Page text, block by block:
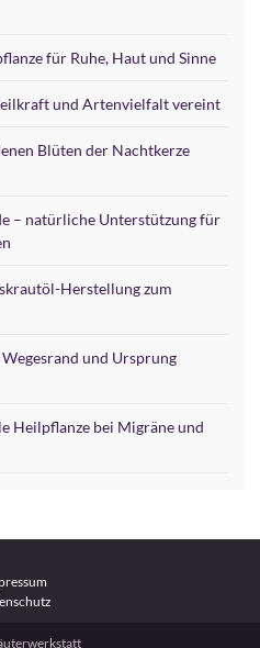
für Ruhe, Haut und Sinne
und Artenvielfalt vereint
Blüten der Nachtkerze
– natürliche Unterstützung für
Herstellung zum
und Ursprung
Heilpflanze bei Migräne und